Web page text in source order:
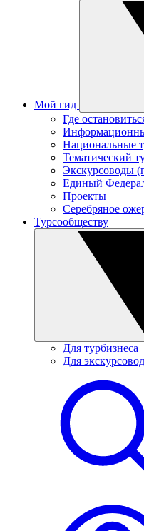
Мой гид
Где
Национальные
Тематический
Экскурсоводы
Единый
Проекты
Серебряное
Турсообществу
Для турбизнеса
Для